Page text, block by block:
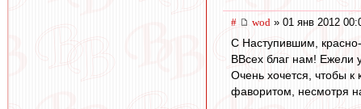
# wod » 01 янв 2012
C Наступившим,
ВВсех благ нам! Ежели
Очень хочется, чтобы
фаворитом, несмотря